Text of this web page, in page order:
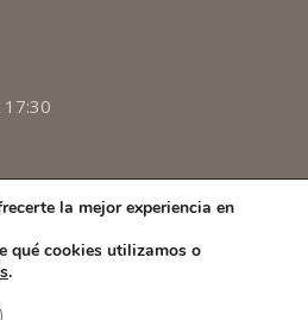
17:30
de privacitat
la mejor experiencia en
qué cookies utilizamos o
.